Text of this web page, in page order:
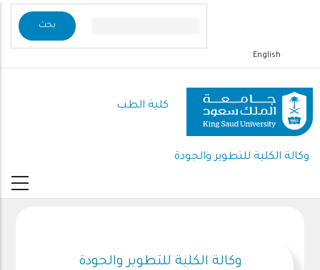
English
كلية الطب
وكالة الكلية للتطوير والجودة
وكالة الكلية للتطوير والجودة